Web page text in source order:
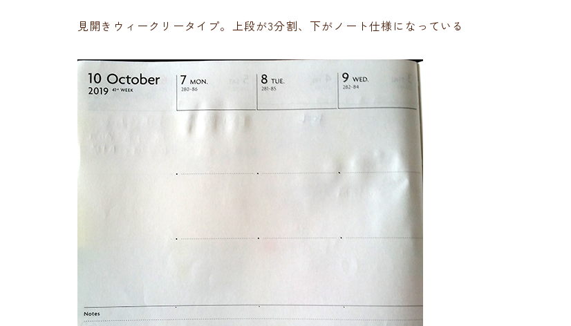
見開きウィークリータイプ。上段が3分割、下がノート仕様になっている